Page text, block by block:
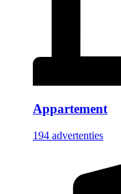
Appartement
194 advertenties